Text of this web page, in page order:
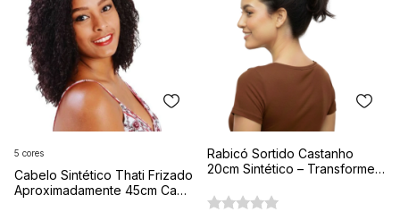
Cabelo Sintético Thati Frizado
Aproximadamente 45cm Cada
5 cores
Rabicó Sortido Castanho
20cm Sintético – Transforme
praticidade